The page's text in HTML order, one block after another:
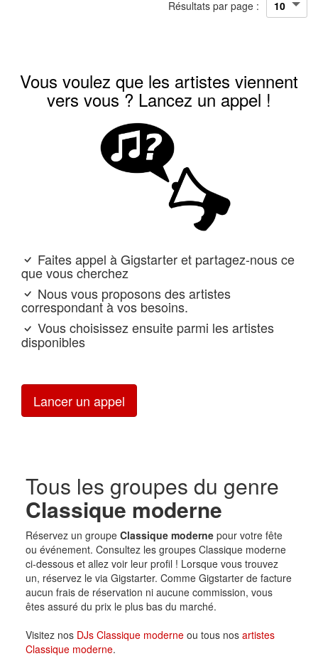
Résultats par page :
Vous voulez que les artistes viennent
vers vous ? Lancez un appel !
Faites appel à Gigstarter et partagez-nous ce
que vous cherchez
Nous vous proposons des artistes
correspondant à vos besoins.
Vous choisissez ensuite parmi les artistes
disponibles
Lancer un appel
Tous les groupes du genre
Classique moderne
Réservez un groupe Classique modernepour votre fête
ou événement. Consultez les groupes Classique moderne
ci-dessous et allez voir leur profil ! Lorsque vous trouvez
un, réservez le via Gigstarter. Comme Gigstarter de facture
aucun frais de réservation ni aucune commission, vous
êtes assuré du prix le plus bas du marché.
Visitez nos DJs Classique moderneou tous nos artistes
Classique moderne.